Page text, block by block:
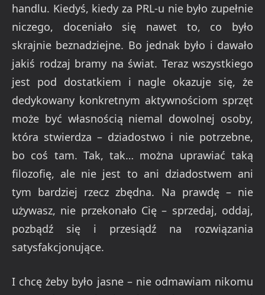
handlu. Kiedyś, kiedy za PRL-u nie było zupełnie
niczego, doceniało się nawet to, co było
skrajnie beznadziejne. Bo jednak było i dawało
jakiś rodzaj bramy na świat. Teraz wszystkiego
jest pod dostatkiem i nagle okazuje się, że
dedykowany konkretnym aktywnościom sprzęt
może być własnością niemal dowolnej osoby,
która stwierdza – dziadostwo i nie potrzebne,
bo coś tam. Tak, tak… można uprawiać taką
filozofię, ale nie jest to ani dziadostwem ani
tym bardziej rzecz zbędna. Na prawdę – nie
używasz, nie przekonało Cię – sprzedaj, oddaj,
pozbądź się i przesiądź na rozwiązania
satysfakcjonujące.
I chcę żeby było jasne – nie odmawiam nikomu